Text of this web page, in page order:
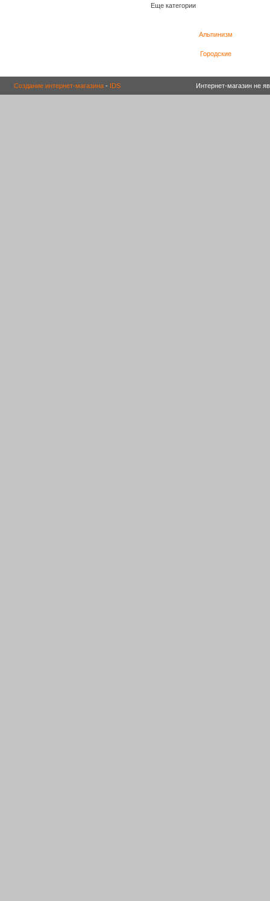
Еще категории
Альпинизм
Городские
Создание интернет-магазина - IDS Интернет-магазин не